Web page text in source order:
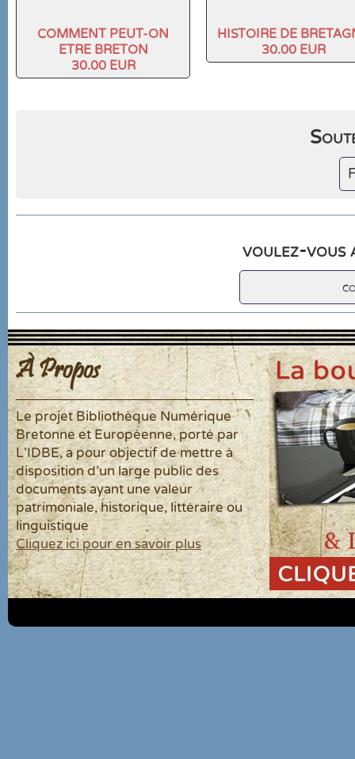
COMMENT PEUT-ON
ETRE BRETON
30.00 EUR
HISTOIRE DE
30.00 EUR
voulez-vous
À Propos
Le projet Bibliothèque Numérique
Bretonne et Européenne, porté par
L'IDBE, a pour objectif de mettre à
disposition d'un large public des
documents ayant une valeur
patrimoniale, historique, littéraire ou
linguistique
Cliquez ici pour en savoir plus